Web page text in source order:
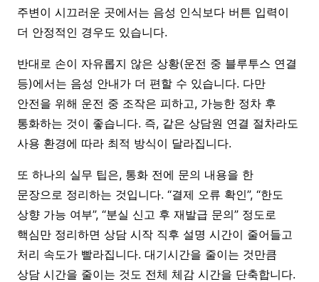
주변이 시끄러운 곳에서는 음성 인식보다 버튼 입력이
더 안정적인 경우도 있습니다.
반대로 손이 자유롭지 않은 상황(운전 중 블루투스 연결
등)에서는 음성 안내가 더 편할 수 있습니다. 다만
안전을 위해 운전 중 조작은 피하고, 가능한 정차 후
통화하는 것이 좋습니다. 즉, 같은 상담원 연결 절차라도
사용 환경에 따라 최적 방식이 달라집니다.
또 하나의 실무 팁은, 통화 전에 문의 내용을 한
문장으로 정리하는 것입니다. “결제 오류 확인”, “한도
상향 가능 여부”, “분실 신고 후 재발급 문의” 정도로
핵심만 정리하면 상담 시작 직후 설명 시간이 줄어들고
처리 속도가 빨라집니다. 대기시간을 줄이는 것만큼
상담 시간을 줄이는 것도 전체 체감 시간을 단축합니다.